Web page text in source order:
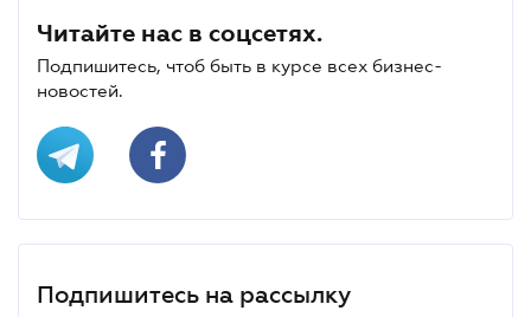
Читайте нас в соцсетях.
Подпишитесь, чтоб быть в курсе всех бизнес-
новостей.
Подпишитесь на рассылку